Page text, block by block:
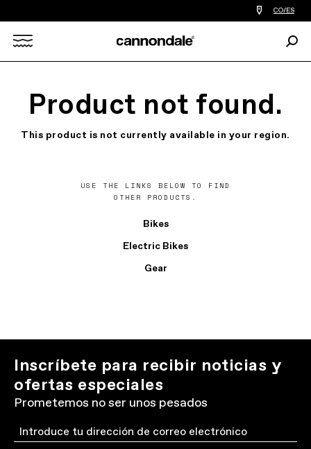
Encontrar
tiedas
bicicletas
de
CO/ES
Product not found.
This product is not currently available in your region.
USE THE LINKS BELOW TO FIND
OTHER PRODUCTS.
Bikes
Electric Bikes
Gear
Inscríbete para recibir noticias y
ofertas especiales
Prometemos no ser unos pesados
Email